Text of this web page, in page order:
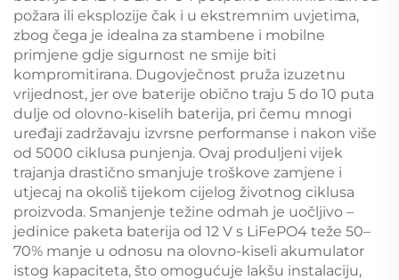
požara ili eksplozije čak i u ekstremnim uvjetima,
zbog čega je idealna za stambene i mobilne
primjene gdje sigurnost ne smije biti
kompromitirana. Dugovječnost pruža izuzetnu
vrijednost, jer ove baterije obično traju 5 do 10 puta
dulje od olovno-kiselih baterija, pri čemu mnogi
uređaji zadržavaju izvrsne performanse i nakon više
od 5000 ciklusa punjenja. Ovaj produljeni vijek
trajanja drastično smanjuje troškove zamjene i
utjecaj na okoliš tijekom cijelog životnog ciklusa
proizvoda. Smanjenje težine odmah je uočljivo –
jedinice paketa baterija od 12 V s LiFePO4 teže 50–
70% manje u odnosu na olovno-kiseli akumulator
istog kapaciteta, što omogućuje lakšu instalaciju,